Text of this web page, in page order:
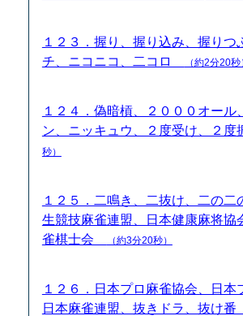
１２３．握り、握り込み、握りつ
チ、ニコニコ、二コロ
（約2分20秒
１２４．偽暗槓、２０００オール
ン、ニッキュウ、２度受け、２
秒）
１２５．二鳴き、二抜け、二の二
生競技麻雀連盟、日本健康麻将協
雀棋士会
（約3分20秒）
１２６．日本プロ麻雀協会、日本
日本麻雀連盟、抜きドラ、抜け番